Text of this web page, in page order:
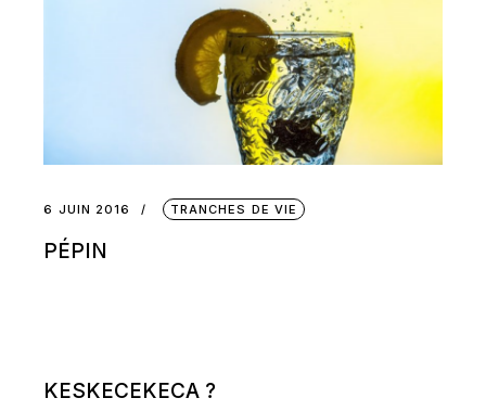
6 JUIN 2016 TRANCHES DE VIE
PÉPIN
KESKECEKECA ?